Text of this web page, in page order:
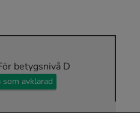
betygsnivå D
som avklarad